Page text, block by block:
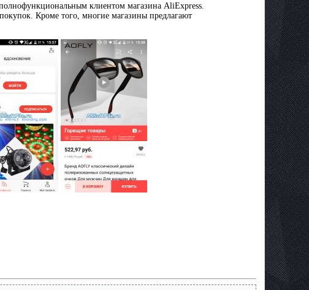
клиентом магазина AliExpress.
Кроме того, многие магазины предлагают